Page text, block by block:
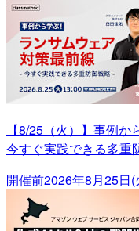
【8/25（火）】事例
今すぐ実践できる多重
開催前2026年8月25日(